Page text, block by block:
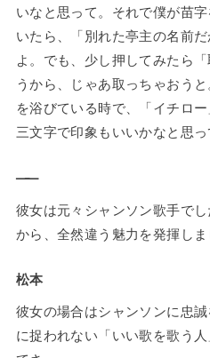
いなと思って。それで僕が苗
いたら、「別れた亭主の名前
よ。でも、少し押してみたら
うから、じゃあ取っちゃおう
を浴びている時で、「イチロ
三文字で印象もいいかなと思っ
——
彼女は元々シャンソン歌手で
から、全然違う魅力を発揮しま
松本
彼女の場合はシャンソンに忠
に捉われない「いい歌を歌う